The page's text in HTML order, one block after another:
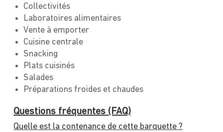
Collectivités
Laboratoires alimentaires
Vente à emporter
Cuisine centrale
Snacking
Plats cuisinés
Salades
Préparations froides et chaudes
Questions fréquentes (FAQ)
Quelle est la contenance de cette barquette ?